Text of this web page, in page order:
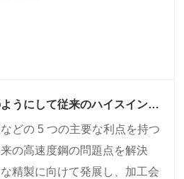
うにして従来のハイスインサ
どの 5 つの主要な利点を持つ
の高速度鋼の問題点を解決
精製に向けて発展し、加工会